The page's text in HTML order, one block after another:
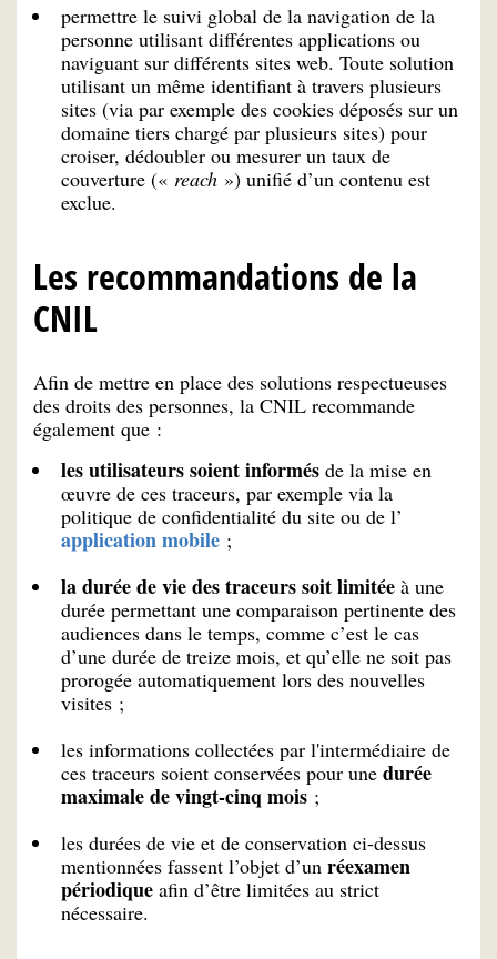
permettre le suivi global de la navigation de la
personne utilisant différentes applications ou
naviguant sur différents sites web. Toute solution
utilisant un même identifiant à travers plusieurs
sites (via par exemple des cookies déposés sur un
domaine tiers chargé par plusieurs sites) pour
croiser, dédoubler ou mesurer un taux de
couverture (« reach ») unifié d’un contenu est
exclue.
Les recommandations de la
CNIL
Afin de mettre en place des solutions respectueuses
des droits des personnes, la CNIL recommande
également que :
les utilisateurs soient informés de la mise en
œuvre de ces traceurs, par exemple via la
politique de confidentialité du site ou de l’
application mobile ;
la durée de vie des traceurs soit limitée à une
durée permettant une comparaison pertinente des
audiences dans le temps, comme c’est le cas
d’une durée de treize mois, et qu’elle ne soit pas
prorogée automatiquement lors des nouvelles
visites ;
les informations collectées par l'intermédiaire de
ces traceurs soient conservées pour une durée
maximale de vingt-cinq mois ;
les durées de vie et de conservation ci-dessus
mentionnées fassent l’objet d’un réexamen
périodique afin d’être limitées au strict
nécessaire.